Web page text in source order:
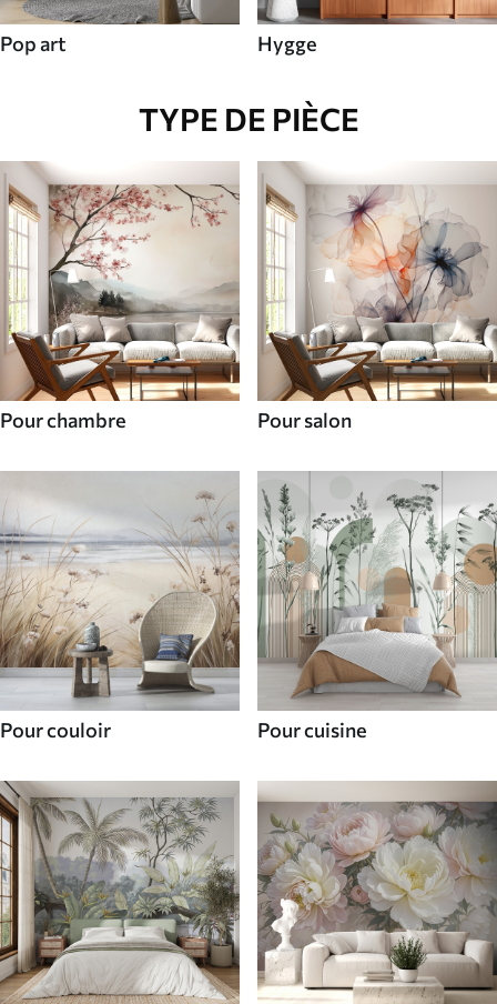
Pop art Hygge
TYPE DE PIÈCE
Pour chambre Pour salon
Pour couloir Pour cuisine